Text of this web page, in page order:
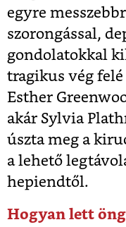
egyre
szorongással,
gondolatokkal
tragikus vég felé
Esther
akár Sylvia
úszta meg a
a lehető
hepiendtől.
Hogyan lett